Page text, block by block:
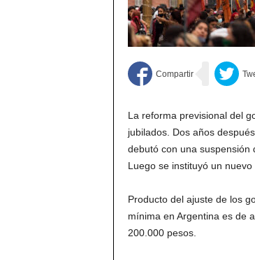
La reforma previsional del
jubilados. Dos años
debutó con una suspensión
Luego se instituyó un
Producto del ajuste de los
mínima en Argentina es de
200.000 pesos.